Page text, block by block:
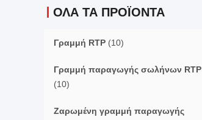
ΌΛΑ ΤΑ ΠΡΟΪΌΝΤΑ
Γραμμή RTP (10)
Γραμμή παραγωγής σωλήνων RTP
(10)
Ζαρωμένη γραμμή παραγωγής